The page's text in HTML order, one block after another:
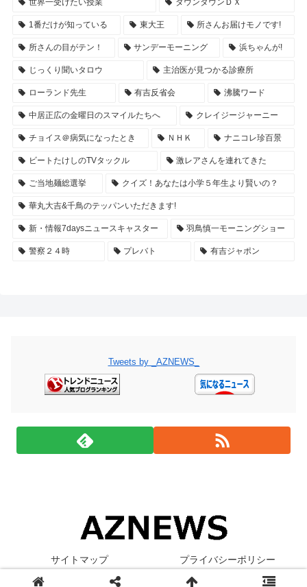
世界一受けたい授業 ダウンタウンＤＸ
1番だけが知っている 東大王 所さんお届けモノです!
所さんの目がテン！ サンデーモーニング 浜ちゃんが!
じっくり聞いタロウ 主治医が見つかる診療所
ローランド先生 有吉反省会 沸騰ワード
中居正広の金曜日のスマイルたちへ クレイジージャーニー
チョイス＠病気になったとき ＮＨＫ ナニコレ珍百景
ビートたけしのTVタックル 激レアさんを連れてきた
ご当地麺総選挙 クイズ！あなたは小学５年生より賢いの？
華丸大吉&千鳥のテッパンいただきます!
新・情報7daysニュースキャスター 羽鳥慎一モーニングショー
警察２４時 プレバト 有吉ジャポン
Tweets by _AZNEWS_
サイトマップ プライバシーポリシー
© 2019 AZNEWS - アズニュース.